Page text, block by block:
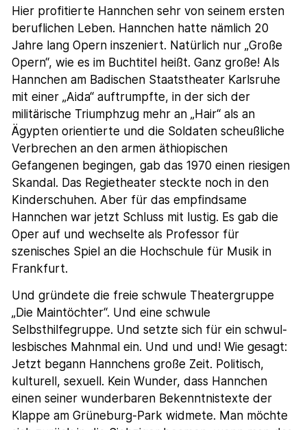
Hier profitierte Hannchen sehr von seinem ersten
beruflichen Leben. Hannchen hatte nämlich 20
Jahre lang Opern inszeniert. Natürlich nur „Große
Opern“, wie es im Buchtitel heißt. Ganz große! Als
Hannchen am Badischen Staatstheater Karlsruhe
mit einer „Aida“ auftrumpfte, in der sich der
militärische Triumphzug mehr an „Hair“ als an
Ägypten orientierte und die Soldaten scheußliche
Verbrechen an den armen äthiopischen
Gefangenen begingen, gab das 1970 einen riesigen
Skandal. Das Regietheater steckte noch in den
Kinderschuhen. Aber für das empfindsame
Hannchen war jetzt Schluss mit lustig. Es gab die
Oper auf und wechselte als Professor für
szenisches Spiel an die Hochschule für Musik in
Frankfurt.
Und gründete die freie schwule Theatergruppe
„Die Maintöchter“. Und eine schwule
Selbsthilfegruppe. Und setzte sich für ein schwul-
lesbisches Mahnmal ein. Und und und! Wie gesagt:
Jetzt begann Hannchens große Zeit. Politisch,
kulturell, sexuell. Kein Wunder, dass Hannchen
einen seiner wunderbaren Bekenntnistexte der
Klappe am Grüneburg-Park widmete. Man möchte